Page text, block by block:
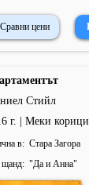
Сравни цени
Стийл
г. | Меки корици
в
Стара Загора
"Да и Анна"